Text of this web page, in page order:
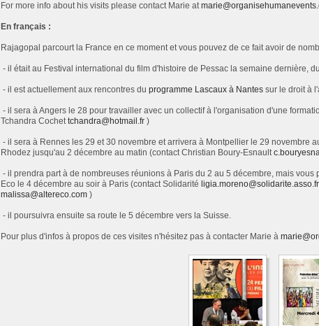
For more info about his visits please contact Marie at
En français :
Rajagopal parcourt la France en ce moment et vous pouvez de ce fait avoir de
- il était au Festival international du film d'histoire de Pessac la semaine dernière,
- il est actuellement aux rencontres du programme Lascaux à Nantes sur le droit à
- il sera à Angers le 28 pour travailler avec un collectif à l'organisation d'une
Tchandra Cochettchandra@hotmail.fr )
- il sera à Rennes les 29 et 30 novembre et arrivera à Montpellier le 29 novembre
Rhodez jusqu'au 2 décembre au matin (contact Christian Boury-Esnault
- il prendra part à de nombreuses réunions à Paris du 2 au 5 décembre, mais
Eco le 4 décembre au soir à Paris (contact Solidarité ligia.moreno@solidarite.asso.fr
malissa@altereco.com )
- il poursuivra ensuite sa route le 5 décembre vers la Suisse.
Pour plus d'infos à propos de ces visites n'hésitez pas à contacter Marie à